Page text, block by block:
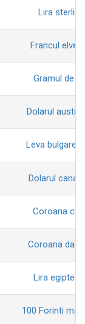
Lira sterlina
Francul
Gramul de
Dolarul
Leva
Dolarul
Coroana
Coroana
Lira
100 Forinti